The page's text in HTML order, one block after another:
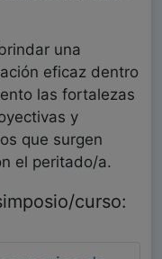
una
eficaz dentro
las fortalezas
y
que surgen
el peritado/a.
curso: